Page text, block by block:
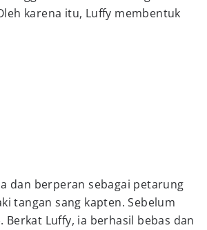
karena itu, Luffy membentuk
dan berperan sebagai petarung
tangan sang kapten. Sebelum
Luffy, ia berhasil bebas dan